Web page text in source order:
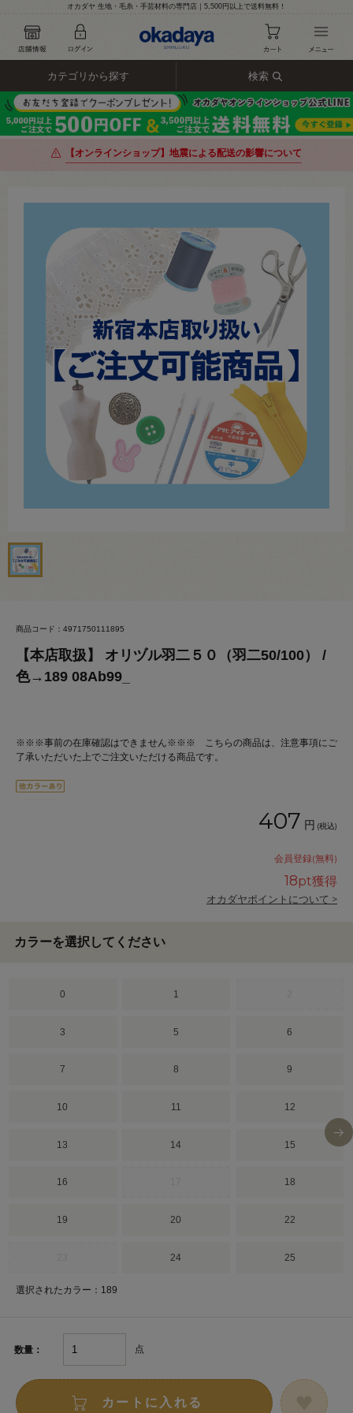
オカダヤ 生地・毛糸・手芸材料の専門店｜5,500円以上で送料無料！
カテゴリから探す 検索
【オンラインショップ】地震による配送の影響について
商品コード：4971750111895
【本店取扱】 オリヅル羽二５０（羽二50/100） /
色→189 08Ab99_
※※※事前の在庫確認はできません※※※ こちらの商品は、注意事項にご
了承いただいた上でご注文いただける商品です。
407 円 (税込)
会員登録(無料)
18pt獲得
オカダヤポイントについて >
カラーを選択してください
0 1
3 5 6
7 8 9
10 11 12
13 14 15
16 18
19 20 22
24 25
選択されたカラー：189
数量： 点
カートに入れる